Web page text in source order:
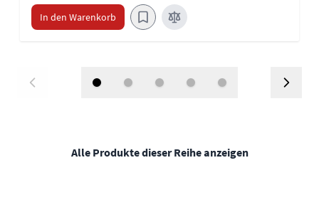
In den Warenkorb
Alle Produkte dieser Reihe anzeigen